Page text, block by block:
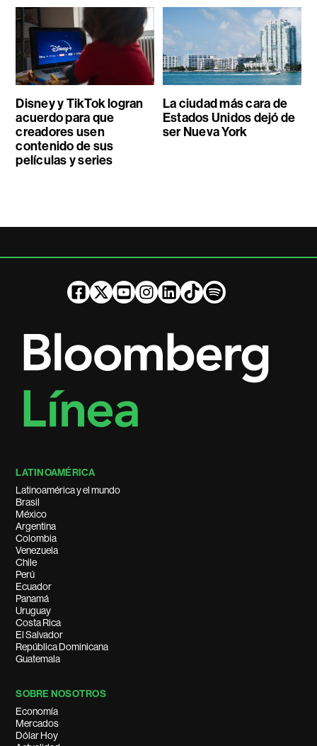
Disney y TikTok logran
acuerdo para que
creadores usen
contenido de sus
películas y series
La ciudad más cara de
Estados Unidos dejó de
ser Nueva York
LATINOAMÉRICA
Latinoamérica y el mundo
Brasil
México
Argentina
Colombia
Venezuela
Chile
Perú
Ecuador
Panamá
Uruguay
Costa Rica
El Salvador
República Dominicana
Guatemala
SOBRE NOSOTROS
Economía
Mercados
Dólar Hoy